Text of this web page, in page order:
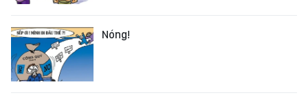
Nóng!